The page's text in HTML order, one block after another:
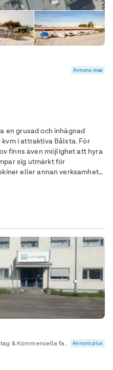
Annons max
en grusad och inhägnad
i attraktiva Bålsta. För
finns även möjlighet att hyra
eller annan verksamhet
mark. Området är
Dragets industriområde, Bålsta • Företag & Kommersiella fastigheter Annons plus